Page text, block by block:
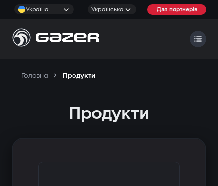
Україна Українська Для партнерів
Головна Продукти
Продукти